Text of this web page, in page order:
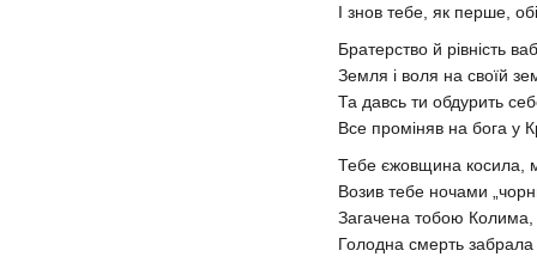
І знов тебе, як перше,
Братерство й рівність
Земля і воля на своїй
Та давсь ти обдурить
Все проміняв на бога у
Тебе єжовщина косила,
Возив тебе ночами
Загачена тобою Колима,
Голодна смерть забрала